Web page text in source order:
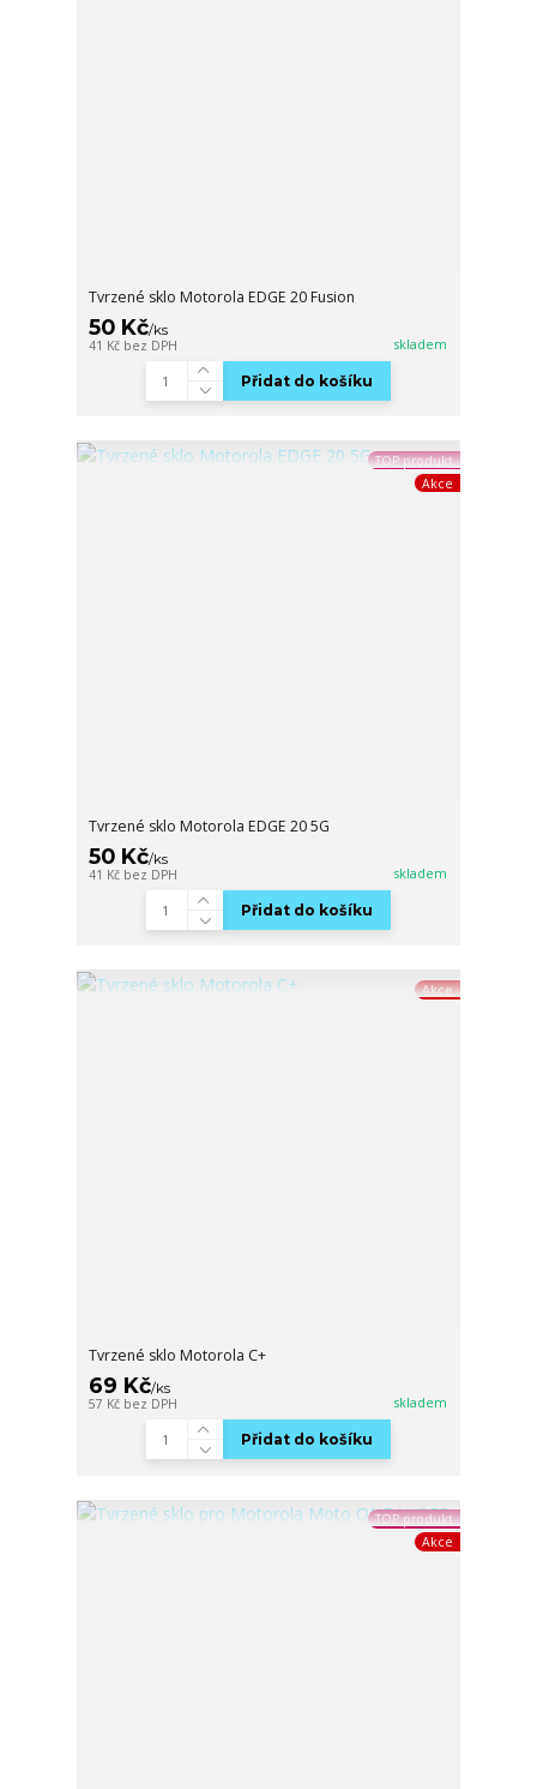
Tvrzené sklo Motorola EDGE 20 Fusion
50 Kč/ks
41 Kč bez DPH skladem
Přidat do košíku
TOP produkt
Akce
Tvrzené sklo Motorola EDGE 20 5G
50 Kč/ks
41 Kč bez DPH skladem
Přidat do košíku
Akce
Tvrzené sklo Motorola C+
69 Kč/ks
57 Kč bez DPH skladem
Přidat do košíku
TOP produkt
Akce